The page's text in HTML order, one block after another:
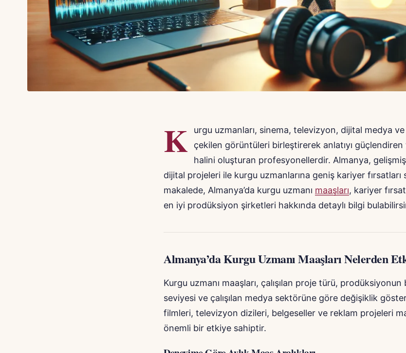
K
urgu uzmanları, sinema, televizyon, dijital medya
çekilen görüntüleri birleştirerek anlatıyı
halini oluşturan profesyonellerdir. Almanya,
dijital projeleri ile kurgu uzmanlarına geniş kariyer fırsatları
makalede, Almanya’da kurgu uzmanı maaşları, kariyer
en iyi prodüksiyon şirketleri hakkında detaylı bilgi
Almanya’da Kurgu Uzmanı Maaşları Nelerden
Kurgu uzmanı maaşları, çalışılan proje türü,
seviyesi ve çalışılan medya sektörüne göre değişiklik
filmleri, televizyon dizileri, belgeseller ve reklam projeleri
önemli bir etkiye sahiptir.